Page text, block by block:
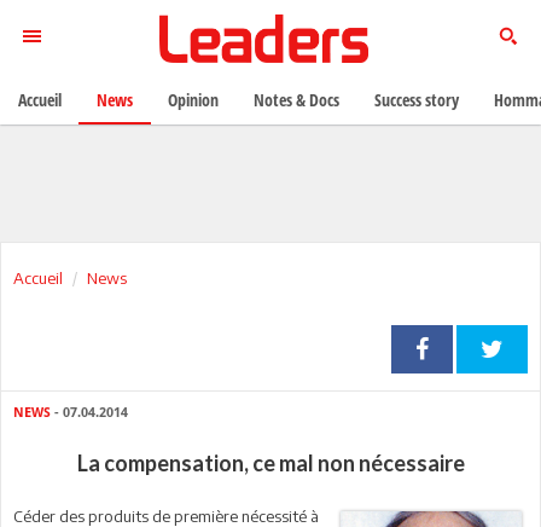
Accueil News
NEWS - 07.04.2014
La compensation, ce mal non nécessaire
Céder des produits de première nécessité à
Accueil News Opinion Notes & Docs Success story